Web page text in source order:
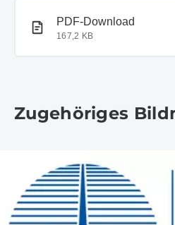
PDF-Dokument
PDF-Download
167,2 KB
Zugehöriges